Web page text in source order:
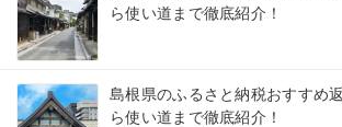
ら使い道まで徹底紹介！
島根県のふるさと納税おすすめ
ら使い道まで徹底紹介！